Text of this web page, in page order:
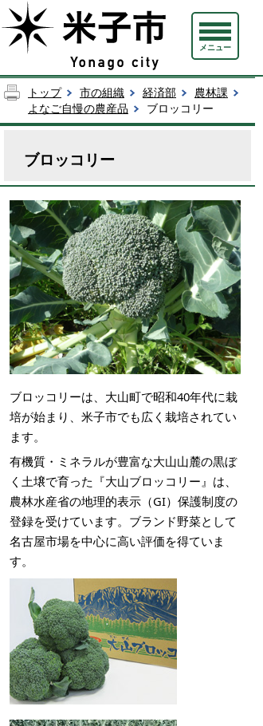
メニュー
トップ 市の組織 経済部
農林課
よなご自慢の農産品
ブロッコリー
ブロッコリー
ブロッコリーは、大山町で昭和40年代に栽
培が始まり、米子市でも広く栽培されてい
ます。
有機質・ミネラルが豊富な大山山麓の黒ぼ
く土壌で育った『大山ブロッコリー』は、
農林水産省の地理的表示（GI）保護制度の
登録を受けています。ブランド野菜として
名古屋市場を中心に高い評価を得ていま
す。